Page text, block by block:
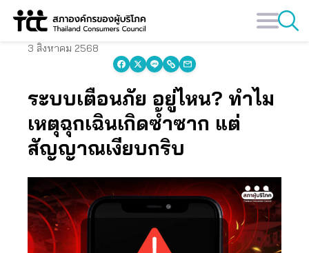
Skip
content
3 สิงหาคม 2568
ระบบเตือนภัย อยู่ไหน? ทำไม
เหตุฉุกเฉินเกิดซ้ำซาก แต่
สัญญาณเงียบกริบ